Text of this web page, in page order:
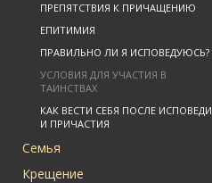
ПРЕПЯТСТВИЯ К ПРИЧАЩЕНИЮ
ЕПИТИМИЯ
ПРАВИЛЬНО ЛИ Я ИСПОВЕДУЮСЬ?
УСЛОВИЯ ДЛЯ УЧАСТИЯ В
ТАИНСТВАХ
КАК ВЕСТИ СЕБЯ ПОСЛЕ ИСПОВЕДИ
И ПРИЧАСТИЯ
Семья
Крещение